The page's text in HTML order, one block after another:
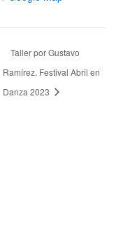
Taller por Gustavo
Ramírez. Festival Abril en
Danza 2023